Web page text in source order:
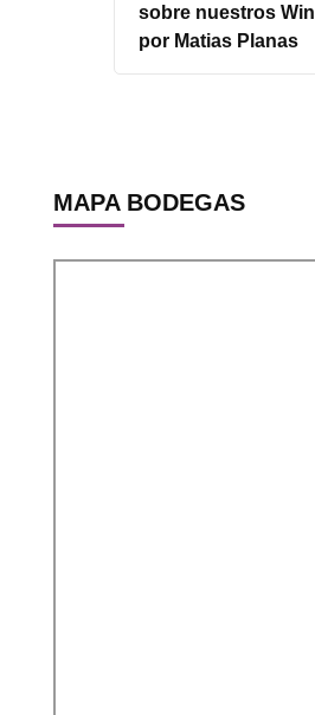
sobre nuestros
por Matias Planas
MAPA BODEGAS